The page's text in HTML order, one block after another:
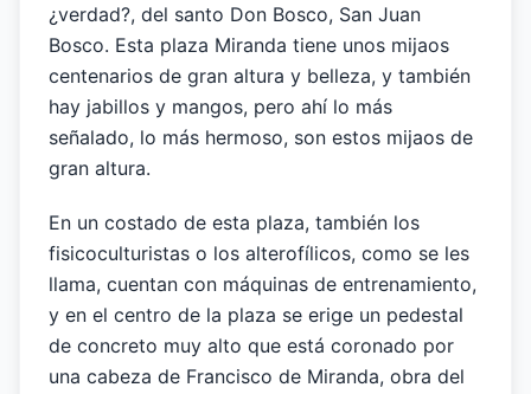
¿verdad?, del santo Don Bosco, San Juan
Bosco. Esta plaza Miranda tiene unos mijaos
centenarios de gran altura y belleza, y también
hay jabillos y mangos, pero ahí lo más
señalado, lo más hermoso, son estos mijaos de
gran altura.
En un costado de esta plaza, también los
fisicoculturistas o los alterofílicos, como se les
llama, cuentan con máquinas de entrenamiento,
y en el centro de la plaza se erige un pedestal
de concreto muy alto que está coronado por
una cabeza de Francisco de Miranda, obra del